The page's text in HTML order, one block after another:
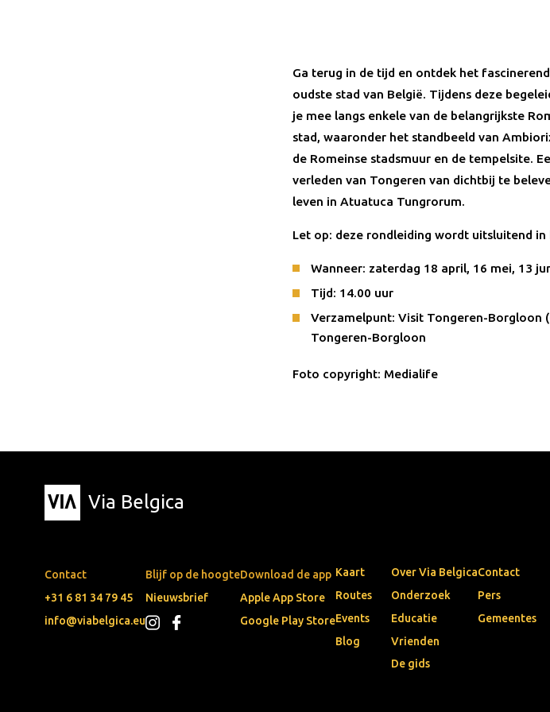
Ga terug in de tijd en ontdek het
oudste stad van België. Tijdens deze
je mee langs enkele van de belangrijkste
stad, waaronder het standbeeld van
de Romeinse stadsmuur en de tempelsite.
verleden van Tongeren van dichtbij te
leven in Atuatuca Tungrorum.
Let op: deze rondleiding wordt uitsluitend in
Wanneer: zaterdag 18 april, 16 mei, 13
Tijd: 14.00 uur
Verzamelpunt: Visit Tongeren-Borgloon
Tongeren-Borgloon
Foto copyright: Medialife
Via Belgica
Contact
+31 6 81 34 79 45
info@viabelgica.eu
Blijf op de hoogte
Nieuwsbrief
Download de app
Apple App Store
Google Play Store
Kaart
Routes
Events
Blog
Over Via Belgica
Onderzoek
Educatie
Vrienden
De gids
Contact
Pers
Gemeentes